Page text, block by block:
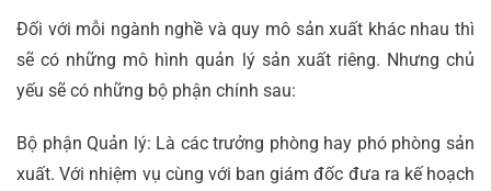
Đối với mỗi ngành nghề và quy mô sản xuất khác nhau thì
sẽ có những mô hình quản lý sản xuất riêng. Nhưng chủ
yếu sẽ có những bộ phận chính sau:
Bộ phận Quản lý: Là các trưởng phòng hay phó phòng sản
xuất. Với nhiệm vụ cùng với ban giám đốc đưa ra kế hoạch